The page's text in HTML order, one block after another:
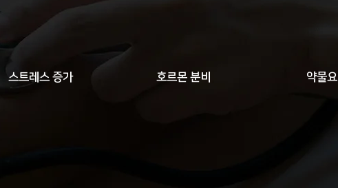
스트레스 증가 호르몬 분비 약물